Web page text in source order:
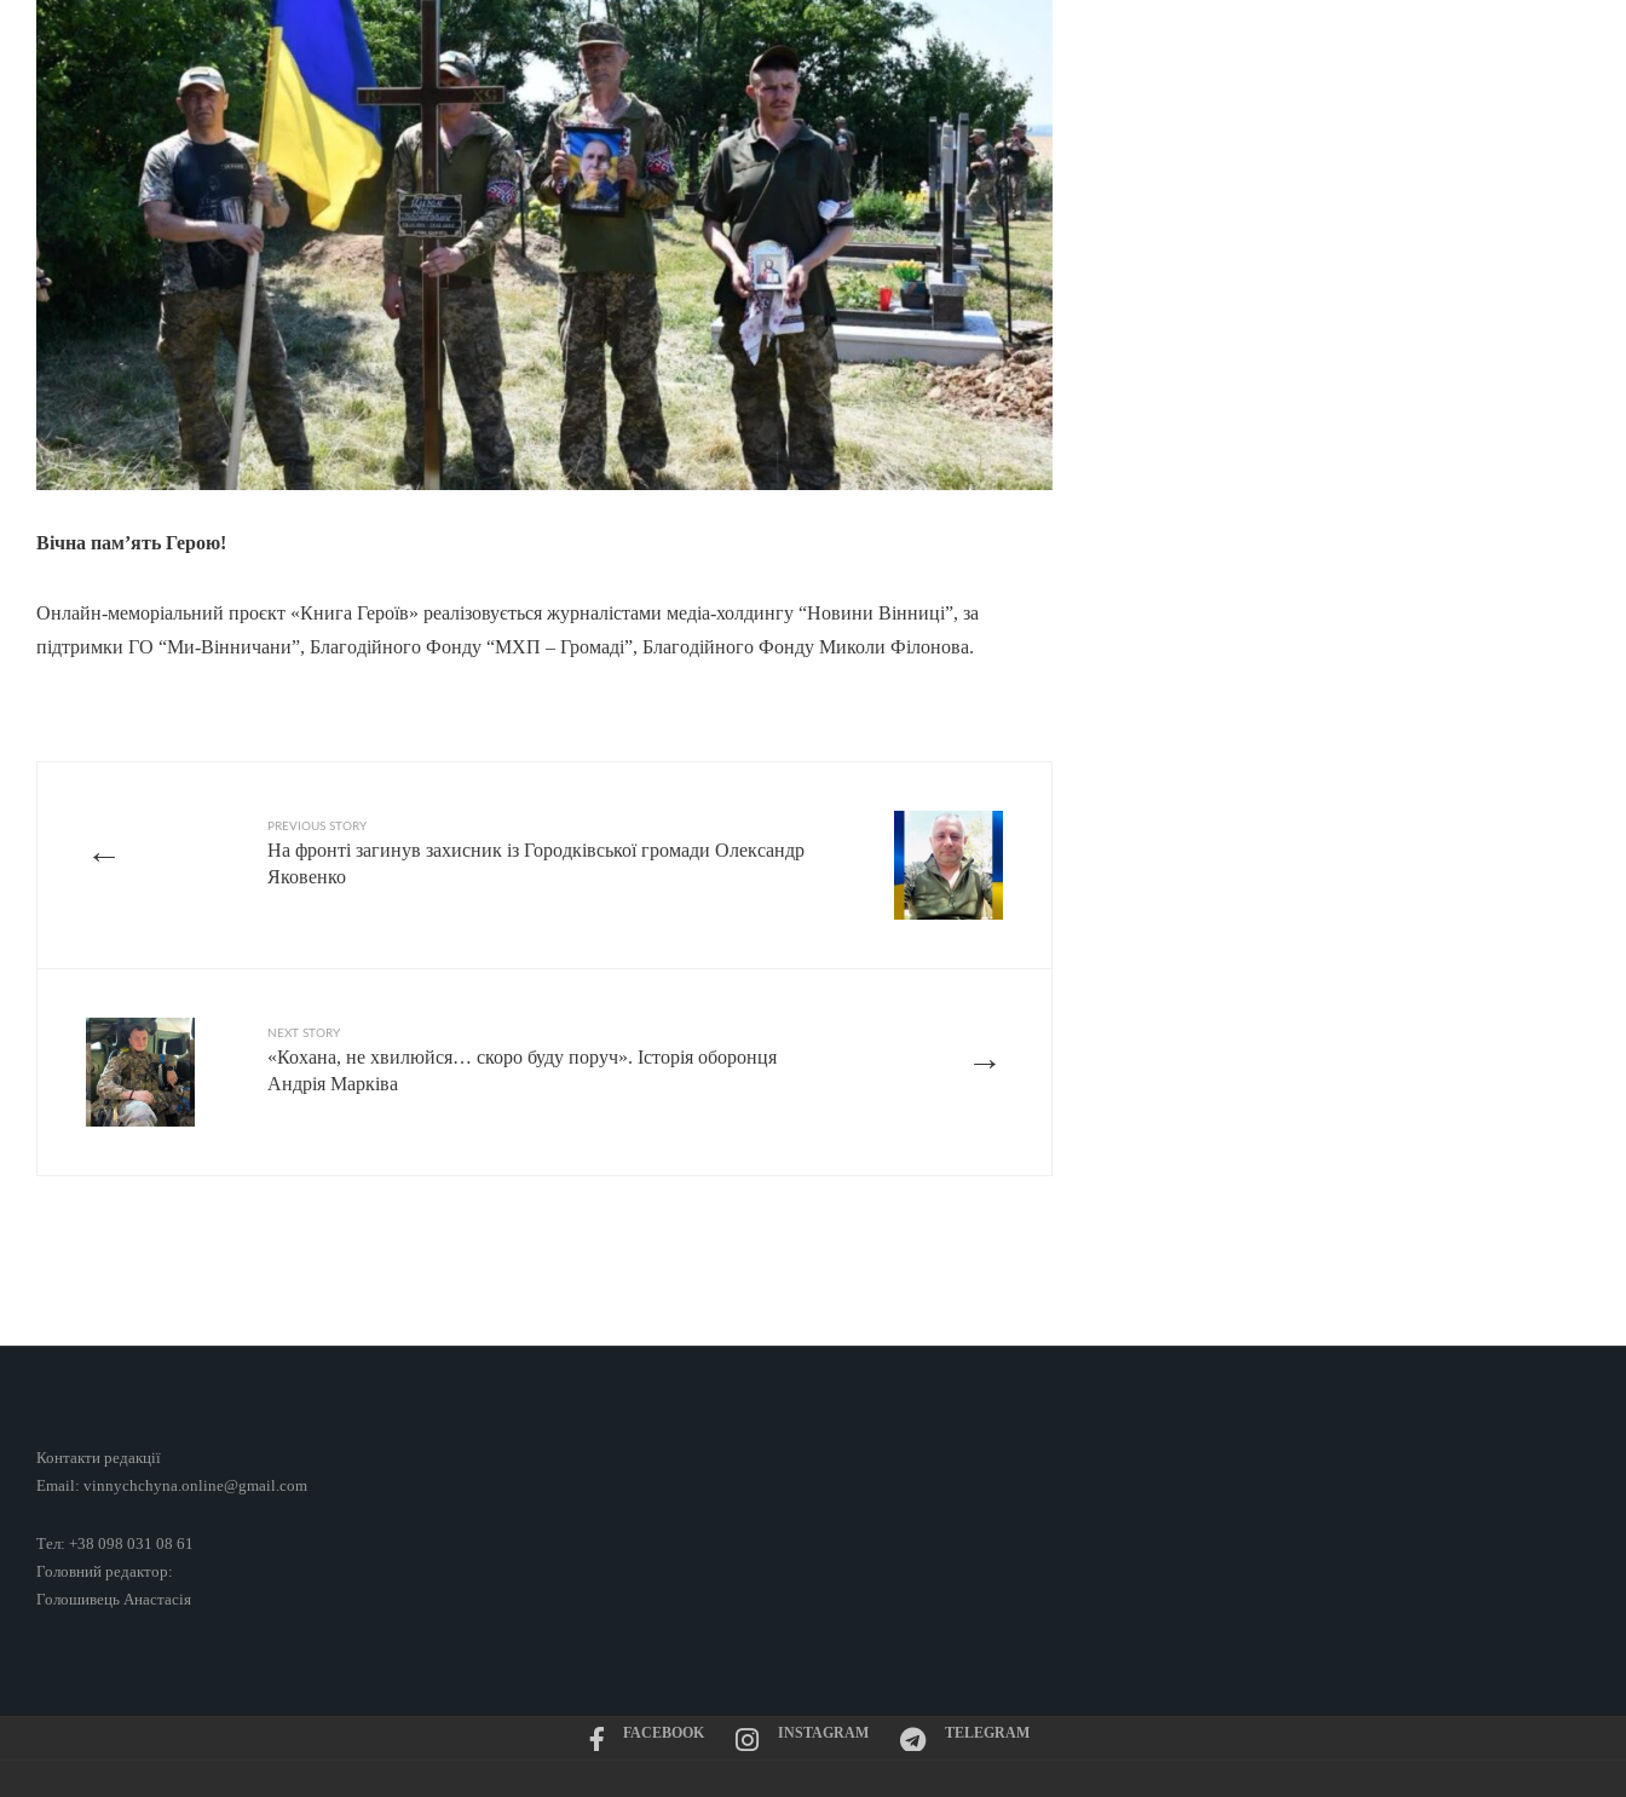
Вічна пам’ять Герою!
Онлайн-меморіальний проєкт «Книга Героїв» реалізовується журналістами медіа-холдингу “Новини Вінниці”, за
підтримки ГО “Ми-Вінничани”, Благодійного Фонду “МХП – Громаді”, Благодійного Фонду Миколи Філонова.
←
PREVIOUS STORY
На фронті загинув захисник із Городківської громади Олександр
Яковенко
→
NEXT STORY
«Кохана, не хвилюйся… скоро буду поруч». Історія оборонця
Андрія Марківа
Контакти редакції
Email: vinnychchyna.online@gmail.com
Тел: +38 098 031 08 61
Головний редактор:
Голошивець Анастасія
FACEBOOK INSTAGRAM TELEGRAM